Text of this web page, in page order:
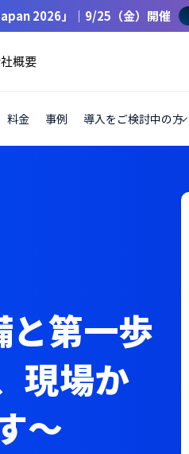
2026」｜9/25（金）開催
概要
料金 事例 導入をご検討中の方
第一歩
現場か
～